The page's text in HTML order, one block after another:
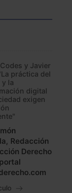
y Javier
práctica del
y la
digital
exigen
Redacción
Derecho